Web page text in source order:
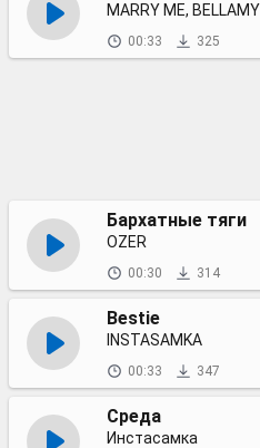
MARRY ME, BELLAMY
00:33 325
Бархатные тяги
OZER
00:30 314
Bestie
INSTASAMKA
00:33 347
Среда
Инстасамка